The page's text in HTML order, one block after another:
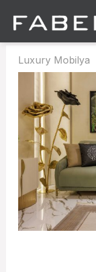
Luxury Mobilya